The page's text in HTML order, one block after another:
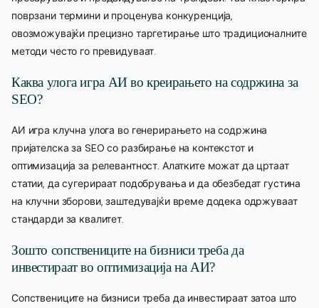
поврзани термини и проценува конкуренција,
овозможувајќи прецизно таргетирање што традиционалните
методи често го превидуваат.
Каква улога игра АИ во креирањето на содржина за
SEO?
АИ игра клучна улога во генерирањето на содржина
пријателска за SEO со разбирање на контекстот и
оптимизација за релевантност. Алатките можат да цртаат
статии, да сугерираат подобрувања и да обезбедат густина
на клучни зборови, заштедувајќи време додека одржуваат
стандарди за квалитет.
Зошто сопствениците на бизниси треба да
инвестираат во оптимизација на АИ?
Сопствениците на бизниси треба да инвестираат затоа што